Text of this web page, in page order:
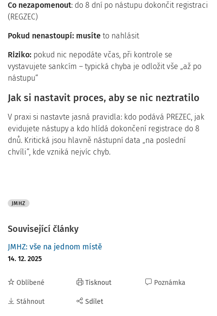
Co nezapomenout: do 8 dní po nástupu dokončit registraci
(REGZEC)
Pokud nenastoupí: musíte to nahlásit
Riziko: pokud nic nepodáte včas, při kontrole se
vystavujete sankcím – typická chyba je odložit vše „až po
nástupu“
Jak si nastavit proces, aby se nic neztratilo
V praxi si nastavte jasná pravidla: kdo podává PREZEC, jak
evidujete nástupy a kdo hlídá dokončení registrace do 8
dnů. Kritická jsou hlavně nástupní data „na poslední
chvíli“, kde vzniká nejvíc chyb.
JMHZ
Související články
JMHZ: vše na jednom místě
14. 12. 2025
Oblíbené
Stáhnout
Tisknout
Sdílet
Poznámka